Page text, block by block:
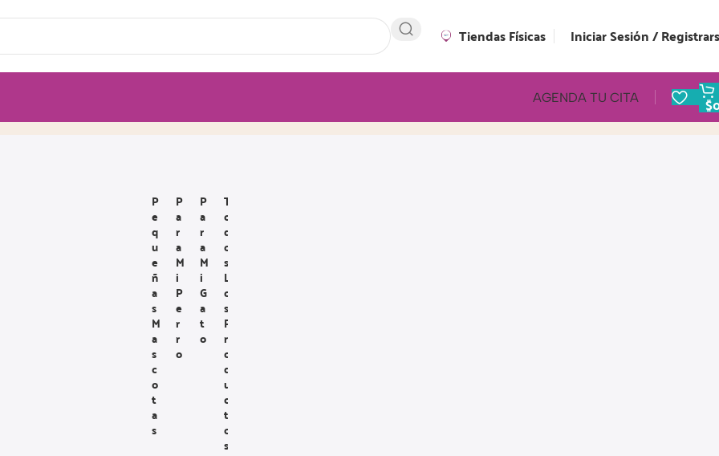
Tiendas Físicas Iniciar Sesión /
AGENDA TU CITA $
P
E
Q
U
E
Ñ
A
S
M
A
S
C
O
T
A
S
P
A
R
A
M
I
P
E
R
R
O
P
A
R
A
M
I
G
A
T
O
T
O
D
O
S
L
O
S
P
R
O
D
U
C
T
O
S